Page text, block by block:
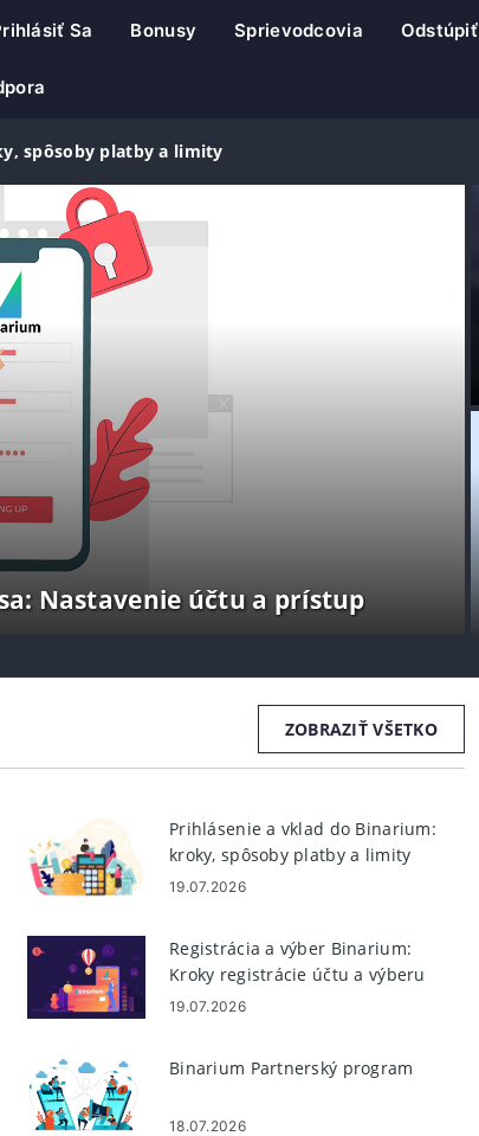
Sa Bonusy Sprievodcovia Odstúpiť
spôsoby platby a limity
Nastavenie účtu a prístup
ZOBRAZIŤ VŠETKO
Prihlásenie a vklad do Binarium:
kroky, spôsoby platby a limity
19.07.2026
Registrácia a výber Binarium:
Kroky registrácie účtu a výberu
19.07.2026
Binarium Partnerský program
18.07.2026